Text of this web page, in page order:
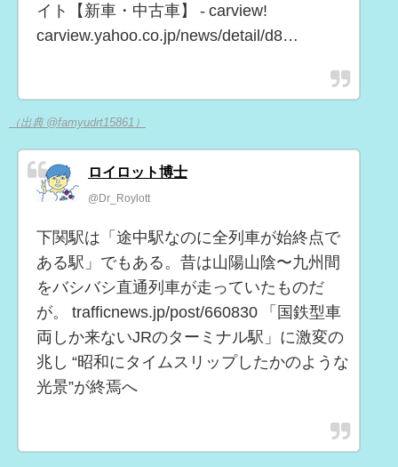
イト【新車・中古車】 - carview!
carview.yahoo.co.jp/news/detail/d8…
（出典 @famyudrt15861）
ロイロット博士
@Dr_Roylott
下関駅は「途中駅なのに全列車が始終点で
ある駅」でもある。昔は山陽山陰〜九州間
をバシバシ直通列車が走っていたものだ
が。 trafficnews.jp/post/660830 「国鉄型車
両しか来ないJRのターミナル駅」に激変の
兆し “昭和にタイムスリップしたかのような
光景”が終焉へ